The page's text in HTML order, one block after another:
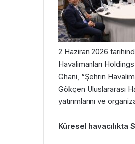
2 Haziran 2026
Havalimanları
Ghani, “Şehrin
Gökçen Uluslararası
yatırımlarını ve
Küresel